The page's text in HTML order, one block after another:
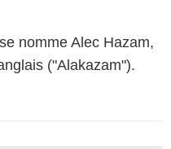
nomme Alec Hazam,
("Alakazam").